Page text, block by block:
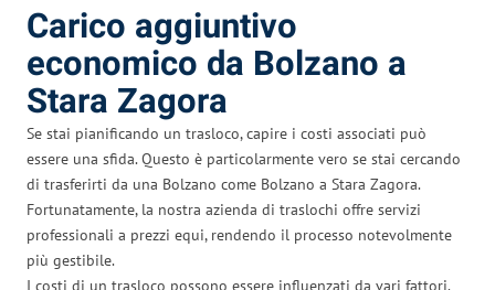
Carico aggiuntivo
economico da Bolzano a
Stara Zagora
Se stai pianificando un trasloco, capire i costi associati può
essere una sfida. Questo è particolarmente vero se stai cercando
di trasferirti da una Bolzano come Bolzano a Stara Zagora.
Fortunatamente, la nostra azienda di traslochi offre servizi
professionali a prezzi equi, rendendo il processo notevolmente
più gestibile.
I costi di un trasloco possono essere influenzati da vari fattori.